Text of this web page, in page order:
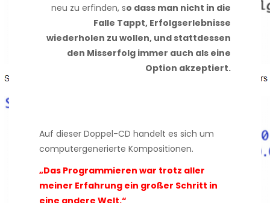
neu zu erfinden, so dass man nicht in die
Falle Tappt, Erfolgserlebnisse
wiederholen zu wollen, und stattdessen
den Misserfolg immer auch als eine
Option akzeptiert.
Auf dieser Doppel-CD handelt es sich um
computergenerierte Kompositionen.
„Das Programmieren war trotz aller
meiner Erfahrung ein großer Schritt in
eine andere Welt.“